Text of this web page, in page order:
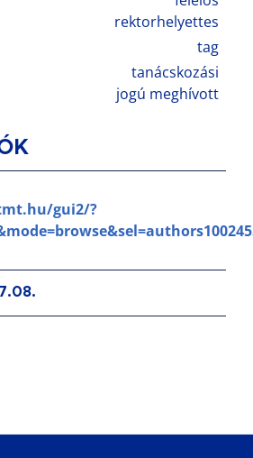
rektorhelyettes
tag
tanácskozási
jogú meghívott
gui2/?